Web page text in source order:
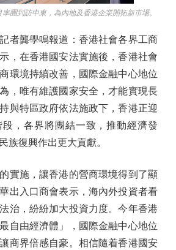
到訪中東，為內地及香港企業開拓新市場。
龔學鳴報道：香港社會各界工商
，在香港國安法實施後，香港社會
環境持續改善，國際金融中心地位
，唯有維護國家安全，才能實現長
與特區政府依法施政下，香港正迎
，各界將團結一致，推動經濟發
族復興作出更大貢獻。
施，讓香港的營商環境得到了顯
出入口商會表示，海內外投資者看
治，紛紛加大投資力度。今年香港
自由經濟體」，國際金融中心地位
商界倍感自豪。相信隨着香港國安